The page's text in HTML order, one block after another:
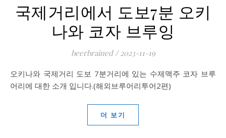
국제거리에서 도보7분 오키
나와 코자 브루잉
beerbrained / 2023-11-19
오키나와 국제거리 도보 7분거리에 있는 수제맥주 코자 브루
어리에 대한 소개 입니다.(해외브루어리투어2편)
더 보기